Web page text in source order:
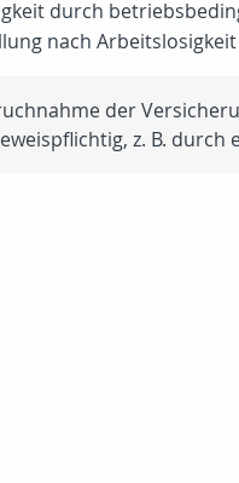
durch
nach Arbeitslosigkeit
der
z. B. durch